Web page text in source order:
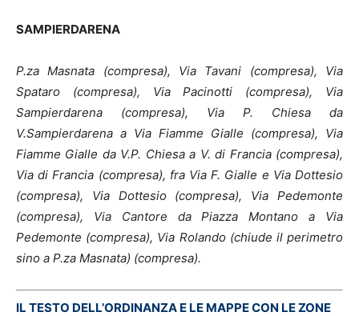
SAMPIERDARENA
P.za Masnata (compresa), Via Tavani (compresa), Via
Spataro (compresa), Via Pacinotti (compresa), Via
Sampierdarena (compresa), Via P. Chiesa da
V.Sampierdarena a Via Fiamme Gialle (compresa), Via
Fiamme Gialle da V.P. Chiesa a V. di Francia (compresa),
Via di Francia (compresa), fra Via F. Gialle e Via Dottesio
(compresa), Via Dottesio (compresa), Via Pedemonte
(compresa), Via Cantore da Piazza Montano a Via
Pedemonte (compresa), Via Rolando (chiude il perimetro
sino a P.za Masnata) (compresa).
IL TESTO DELL’ORDINANZA E LE MAPPE CON LE ZONE